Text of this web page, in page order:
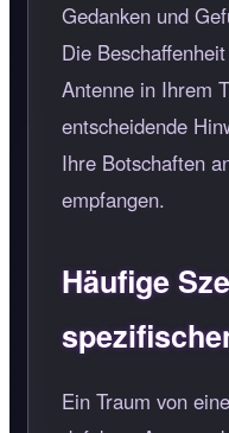
Gedanken und
Die
Antenne in Ihrem
entscheidende
Ihre Botschaften
empfangen.
Häufige
Ein Traum von